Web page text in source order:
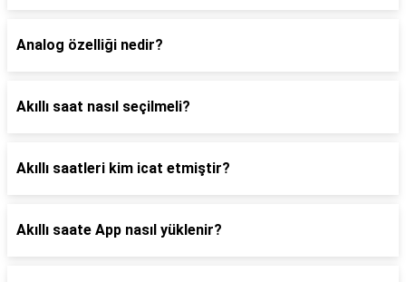
Analog özelliği nedir?
Akıllı saat nasıl seçilmeli?
Akıllı saatleri kim icat etmiştir?
Akıllı saate App nasıl yüklenir?